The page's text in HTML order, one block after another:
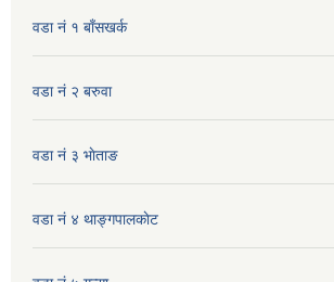
वडा नं १ बाँसखर्क
वडा नं २ बरुवा
वडा नं ३ भाेताङ
वडा नं ४ थाङ्गपालकाेट